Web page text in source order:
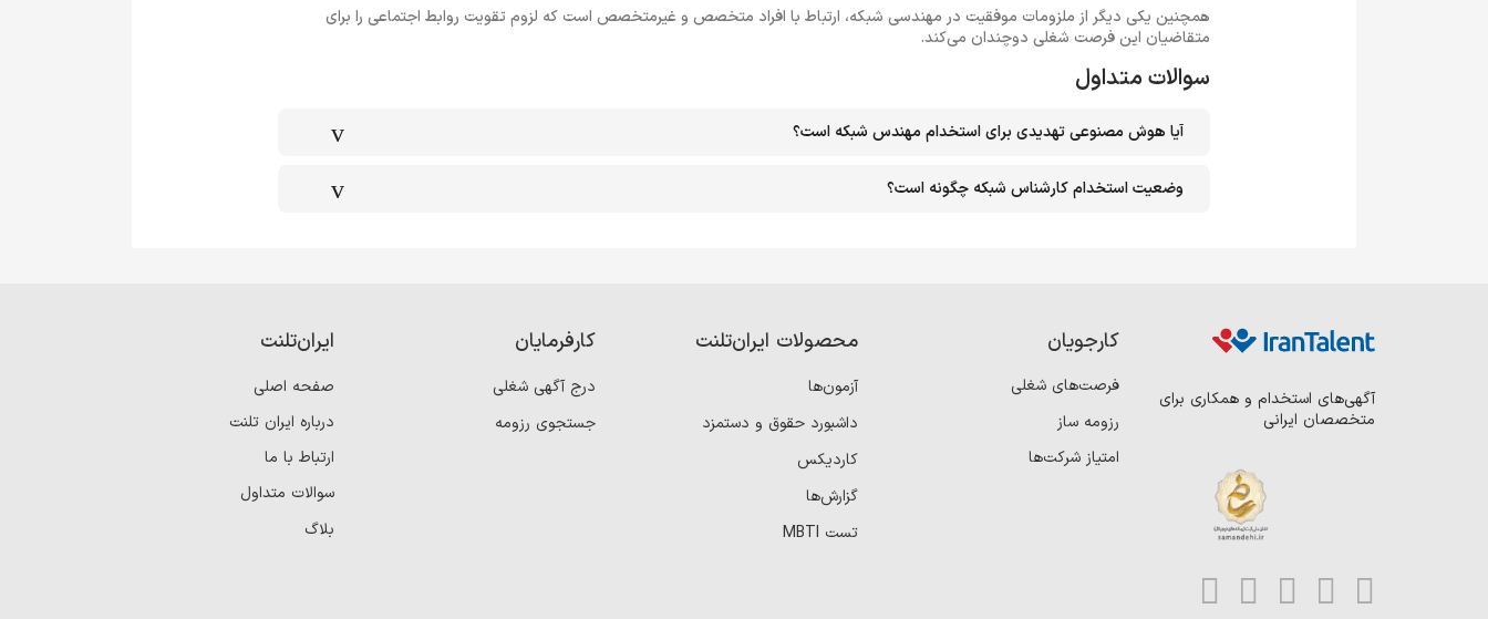
همچنین یکی دیگر از ملزومات موفقیت در مهندسی شبکه، ارتباط با افراد متخصص و غیرمتخصص است که لزوم تقویت روابط اجتماعی را برای
متقاضیان این فرصت شغلی دوچندان می‌کند.
سوالات متداول
آیا هوش مصنوعی تهدیدی برای استخدام مهندس شبکه است؟
وضعیت استخدام کارشناس شبکه چگونه است؟
آگهی‌های استخدام و همکاری برای
متخصصان ایرانی
کارجویان
فرصت‌های شغلی
رزومه ساز
امتیاز شرکت‌ها
محصولات ایران‌تلنت
آزمون‌ها
داشبورد حقوق و دستمزد
کاردیکس
گزارش‌ها
تست MBTI
کارفرمایان
درج آگهی شغلی
جستجوی رزومه
ایران‌تلنت
صفحه اصلی
درباره ایران تلنت
ارتباط با ما
سوالات متداول
بلاگ